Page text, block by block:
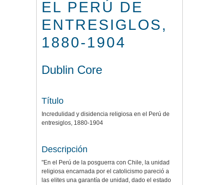
EL PERÚ DE
ENTRESIGLOS,
1880-1904
Dublin Core
Título
Incredulidad y disidencia religiosa en el Perú de
entresiglos, 1880-1904
Descripción
"En el Perú de la posguerra con Chile, la unidad
religiosa encarnada por el catolicismo pareció a
las elites una garantía de unidad, dado el estado